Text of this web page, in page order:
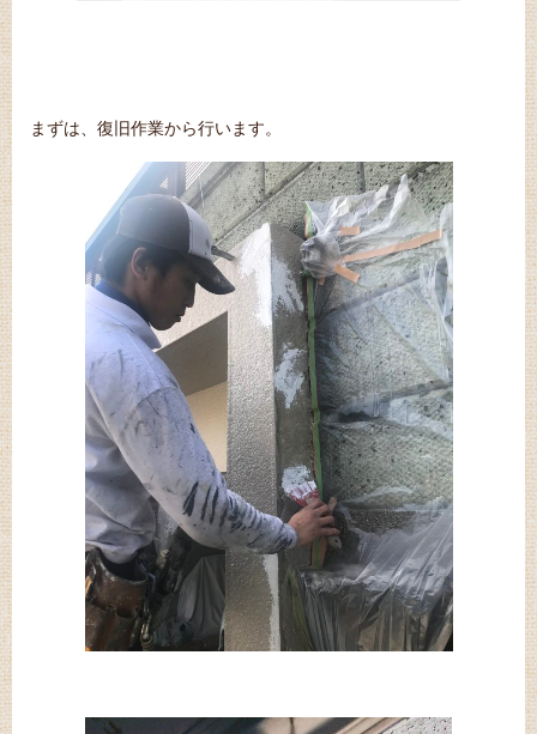
まずは、復旧作業から行います。